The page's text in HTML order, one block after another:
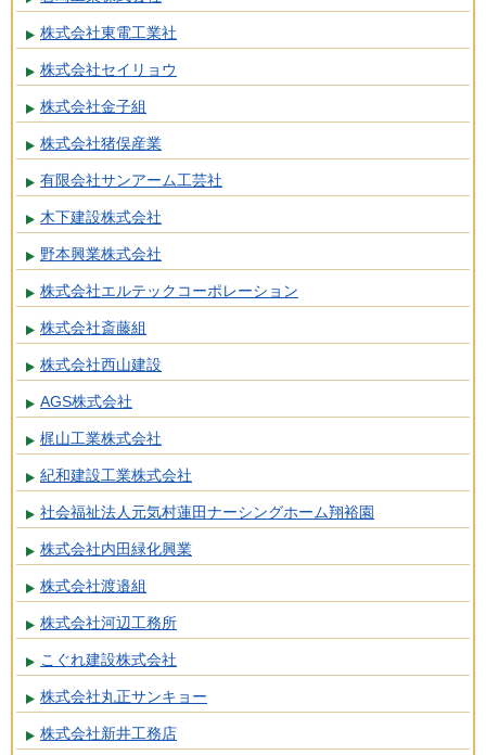
株式会社東電工業社
株式会社セイリョウ
株式会社金子組
株式会社猪俣産業
有限会社サンアーム工芸社
木下建設株式会社
野本興業株式会社
株式会社エルテックコーポレーション
株式会社斎藤組
株式会社西山建設
AGS株式会社
梶山工業株式会社
紀和建設工業株式会社
社会福祉法人元気村蓮田ナーシングホーム翔裕園
株式会社内田緑化興業
株式会社渡邉組
株式会社河辺工務所
こぐれ建設株式会社
株式会社丸正サンキョー
株式会社新井工務店